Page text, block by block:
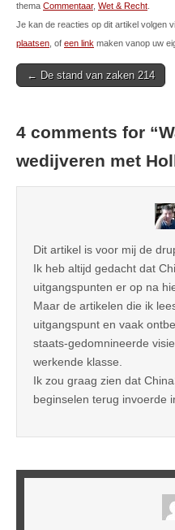
thema Commentaar, Wet & Recht
Je kan de reacties op dit artikel volgen
plaatsen , of een link maken vanop uw
Post
← De stand van zaken 214
4 comments for “
wedijveren met
Dit artikel is voor mij de
Ik heb altijd gedacht dat
uitgangspunten er op na
Maar de artikelen die ik
uitgangspunt en vaak
staats-gedomnineerde
werkende klasse.
Ik zou graag zien dat
beginselen terug invoerde